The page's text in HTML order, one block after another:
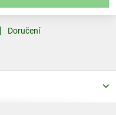
Doručení